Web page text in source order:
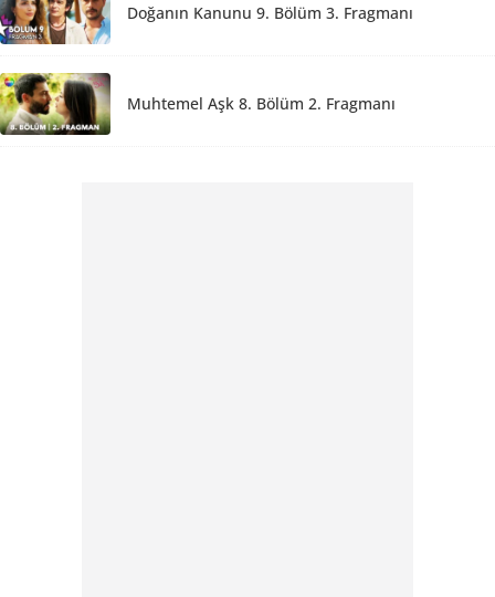
Doğanın Kanunu 9. Bölüm 3. Fragmanı
Muhtemel Aşk 8. Bölüm 2. Fragmanı